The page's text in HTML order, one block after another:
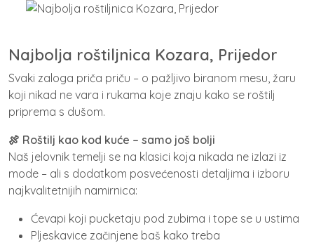
Najbolja roštiljnica Kozara, Prijedor
Svaki zaloga priča priču – o pažljivo biranom mesu, žaru
koji nikad ne vara i rukama koje znaju kako se roštilj
priprema s dušom.
🍖 Roštilj kao kod kuće – samo još bolji
Naš jelovnik temelji se na klasici koja nikada ne izlazi iz
mode – ali s dodatkom posvećenosti detaljima i izboru
najkvalitetnijih namirnica:
Ćevapi koji pucketaju pod zubima i tope se u ustima
Pljeskavice začinjene baš kako treba